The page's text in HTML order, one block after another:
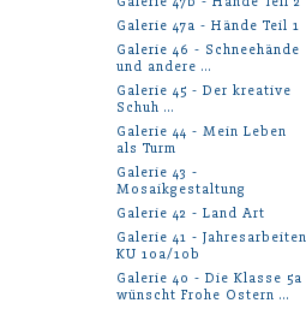
Galerie 47a - Hände Teil 1
Galerie 46 - Schneehände
und andere …
Galerie 45 - Der kreative
Schuh …
Galerie 44 - Mein Leben
als Turm
Galerie 43 -
Mosaikgestaltung
Galerie 42 - Land Art
Galerie 41 - Jahresarbeiten
KU 10a/10b
Galerie 40 - Die Klasse 5a
wünscht Frohe Ostern …